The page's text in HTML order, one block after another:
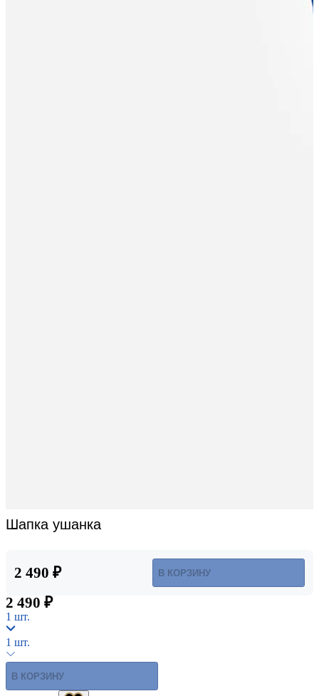
Шапка ушанка
2 490 ₽ В КОРЗИНУ
2 490 ₽
1 шт.
1 шт.
В КОРЗИНУ